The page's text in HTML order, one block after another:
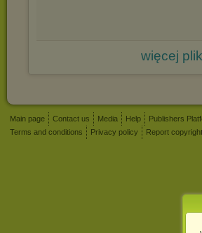
więcej
Main page Contact us Media Help
Publishers
Terms and conditions
Privacy policy Report